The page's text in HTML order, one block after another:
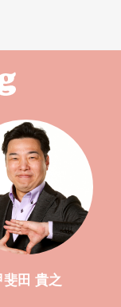
斐田 貴之